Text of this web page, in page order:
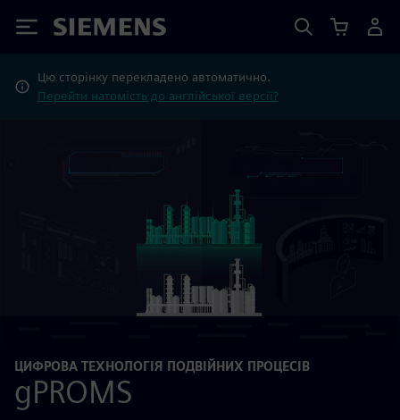
Siemens
Цю сторінку перекладено автоматично.
Перейти натомість до англійської версії?
ЦИФРОВА ТЕХНОЛОГІЯ ПОДВІЙНИХ ПРОЦЕСІВ
gPROMS